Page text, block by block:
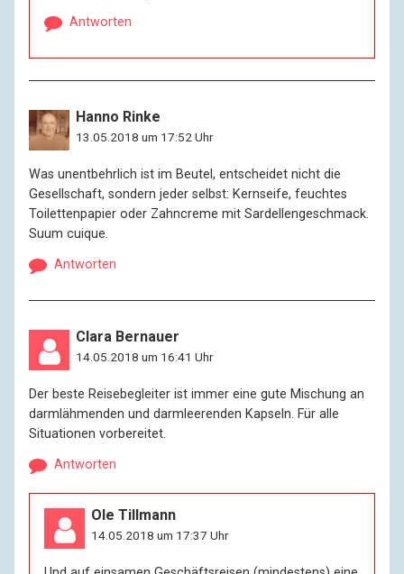
Antworten
Hanno Rinke
13.05.2018 um 17:52 Uhr
Was unentbehrlich ist im Beutel, entscheidet nicht die
Gesellschaft, sondern jeder selbst: Kernseife, feuchtes
Toilettenpapier oder Zahncreme mit Sardellengeschmack.
Suum cuique.
Antworten
Clara Bernauer
14.05.2018 um 16:41 Uhr
Der beste Reisebegleiter ist immer eine gute Mischung an
darmlähmenden und darmleerenden Kapseln. Für alle
Situationen vorbereitet.
Antworten
Ole Tillmann
14.05.2018 um 17:37 Uhr